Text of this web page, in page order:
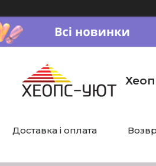
Доставка і оплата